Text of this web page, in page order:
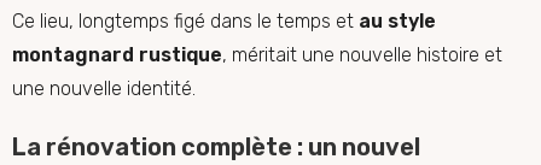
Ce lieu, longtemps figé dans le temps et au style
montagnard rustique, méritait une nouvelle histoire et
une nouvelle identité.
La rénovation complète : un nouvel